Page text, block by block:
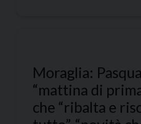
Moraglia:
“mattina di
che “ribalta e